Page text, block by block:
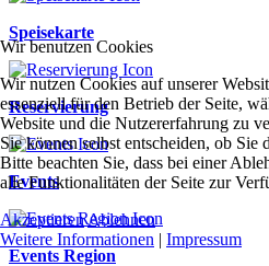
Speisekarte
Reservierung
Events
Events Region
Wir benutzen Cookies
Wir nutzen Cookies auf unserer
essenziell für den Betrieb der Seite,
Website und die Nutzererfahrung zu
Sie können selbst entscheiden, ob Sie
Bitte beachten Sie, dass bei einer
alle Funktionalitäten der Seite zur
AkzeptierenAblehnen
Weitere Informationen | Impressum